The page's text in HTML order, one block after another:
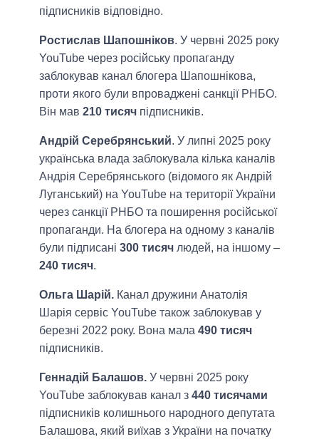
підписників відповідно.
Ростислав Шапошніков. У червні 2025 року
YouTube через російську пропаганду
заблокував канал блогера Шапошнікова,
проти якого були впроваджені санкції РНБО.
Він мав 210 тисяч підписників.
Андрій Серебрянський. У липні 2025 року
українська влада заблокувала кілька каналів
Андрія Серебрянського (відомого як Андрій
Луганський) на YouTube на території України
через санкції РНБО та поширення російської
пропаганди. На блогера на одному з каналів
були підписані 300 тисяч людей, на іншому –
240 тисяч.
Ольга Шарій. Канал дружини Анатолія
Шарія сервіс YouTube також заблокував у
березні 2022 року. Вона мала 490 тисяч
підписників.
Геннадій Балашов. У червні 2025 року
YouTube заблокував канал з 440 тисячами
підписників колишнього народного депутата
Балашова, який виїхав з України на початку